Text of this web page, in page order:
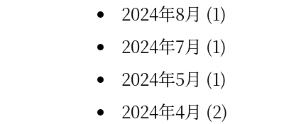
2024年8月 (1)
2024年7月 (1)
2024年5月 (1)
2024年4月 (2)